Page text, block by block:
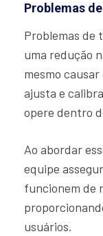
Problemas
Problemas de
uma redução
mesmo
ajusta e
opere dentro
Ao abordar
equipe
funcionem de
usuários.